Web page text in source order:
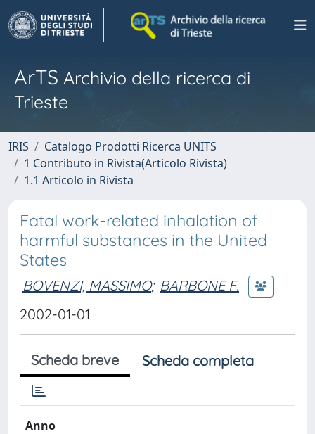
ArTS Archivio della ricerca di
Trieste
IRIS
Catalogo Prodotti Ricerca UNITS
1 Contributo in Rivista(Articolo Rivista)
1.1 Articolo in Rivista
Fatal work-related inhalation of
harmful substances in the United
States
BOVENZI, MASSIMO; BARBONE F.
2002-01-01
Scheda breve Scheda completa
Anno